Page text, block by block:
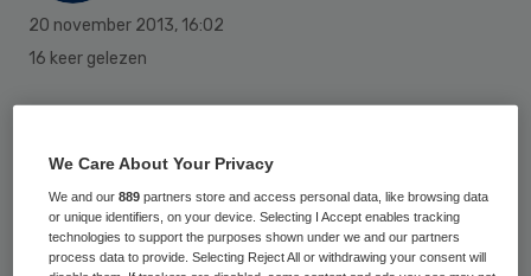
20 november 2013, 16:02
16 keer gelezen
vergoedingssysteem voor 19 Amsterdamse
apothekers niet te wijzigen. Dat heeft de
rechtbank in Utrecht woensdag
geoordeeld.
We Care About Your Privacy
We and our889 partners store and access personal data, like browsing data
or unique identifiers, on your device. Selecting I Accept enables tracking
technologies to support the purposes shown under we and our partners
process data to provide. Selecting Reject All or withdrawing your consent will